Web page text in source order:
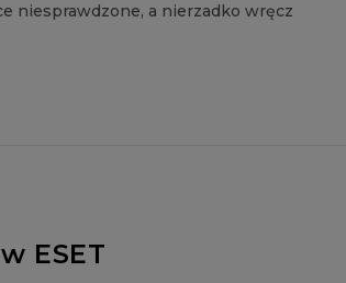
niesprawdzone, a nierzadko wręcz
ESET